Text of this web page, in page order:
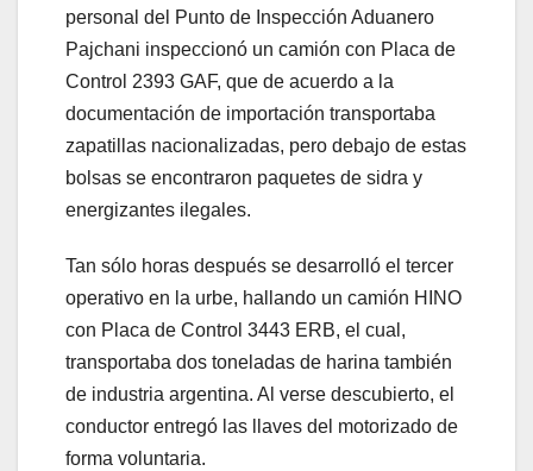
personal del Punto de Inspección Aduanero
Pajchani inspeccionó un camión con Placa de
Control 2393 GAF, que de acuerdo a la
documentación de importación transportaba
zapatillas nacionalizadas, pero debajo de estas
bolsas se encontraron paquetes de sidra y
energizantes ilegales.
Tan sólo horas después se desarrolló el tercer
operativo en la urbe, hallando un camión HINO
con Placa de Control 3443 ERB, el cual,
transportaba dos toneladas de harina también
de industria argentina. Al verse descubierto, el
conductor entregó las llaves del motorizado de
forma voluntaria.